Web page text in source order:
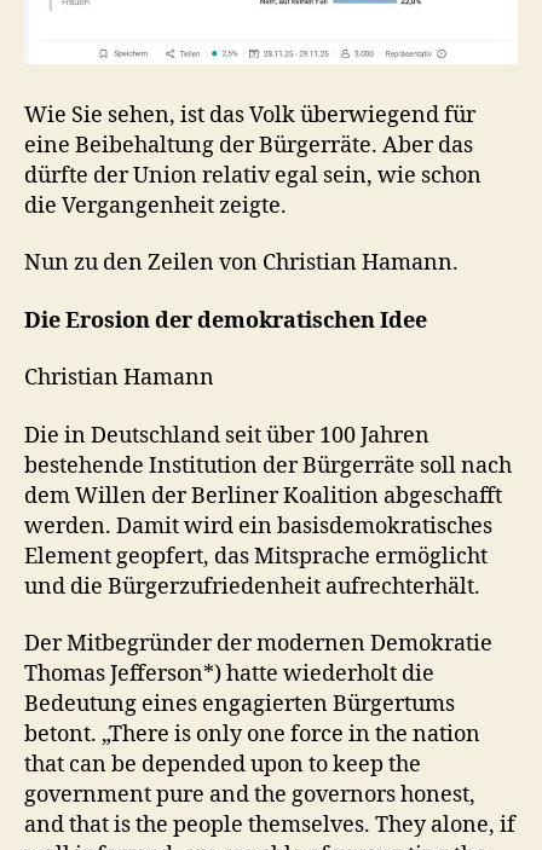
Wie Sie sehen, ist das Volk überwiegend für
eine Beibehaltung der Bürgerräte. Aber das
dürfte der Union relativ egal sein, wie schon
die Vergangenheit zeigte.
Nun zu den Zeilen von Christian Hamann.
Die Erosion der demokratischen Idee
Christian Hamann
Die in Deutschland seit über 100 Jahren
bestehende Institution der Bürgerräte soll nach
dem Willen der Berliner Koalition abgeschafft
werden. Damit wird ein basisdemokratisches
Element geopfert, das Mitsprache ermöglicht
und die Bürgerzufriedenheit aufrechterhält.
Der Mitbegründer der modernen Demokratie
Thomas Jefferson*) hatte wiederholt die
Bedeutung eines engagierten Bürgertums
betont. „There is only one force in the nation
that can be depended upon to keep the
government pure and the governors honest,
and that is the people themselves. They alone, if